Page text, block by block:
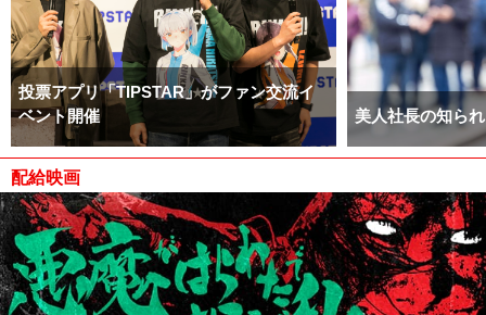
投票アプリ「TIPSTAR」がファン交流イ
ベント開催
美人社長の知ら
配給映画